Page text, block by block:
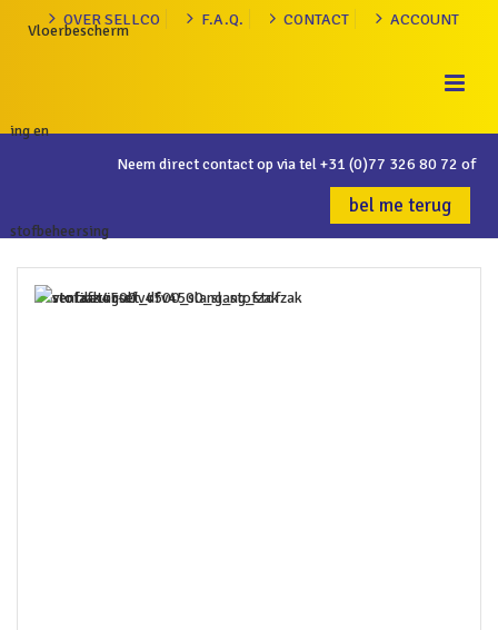
OVER SELLCO F.A.Q. CONTACT ACCOUNT
Neem direct contact op via tel+31 (0)77 326 80 72 of
bel me terug